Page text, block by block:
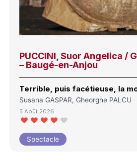
PUCCINI, Suor Angelica /
– Baugé-en-Anjou
Terrible, puis facétieuse, la
Susana GASPAR, Gheorghe PALCU
5 Août 2026
Spectacle